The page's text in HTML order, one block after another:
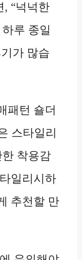
, “넉넉한
루 종일
가 많습
패턴 숄더
스타일리
착용감
일리시하
추천할 만